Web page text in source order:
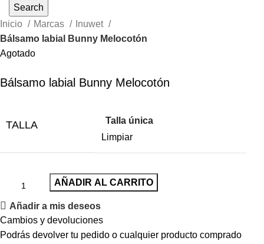
Search
Inicio
Marcas
Inuwet
Bálsamo labial Bunny Melocotón
Agotado
Bálsamo labial Bunny Melocotón
TALLA
Talla única
Limpiar
AÑADIR AL CARRITO
Añadir a mis deseos
Cambios y devoluciones
Podrás devolver tu pedido o cualquier producto comprado